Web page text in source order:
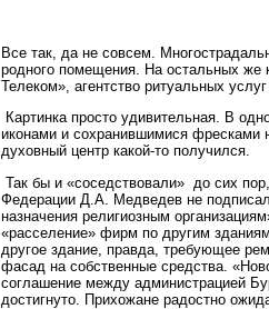
Все так, да не совсем.
родного помещения. На остальных же
Телеком», агентство ритуальных
Картинка просто удивительная. В
иконами и сохранившимися фресками
духовный центр какой-то получился.
Так бы и «соседствовали» до сих
Федерации Д.А. Медведев не
назначения религиозным
«расселение» фирм по другим
другое здание, правда, требующее
фасад на собственные средства.
соглашение между администрацией
достигнуто. Прихожане радостно